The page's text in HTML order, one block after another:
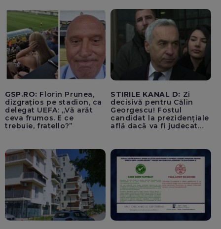
neagă informațiile că
avioanele ucrainene din
apropierea dronei ar fi
fost încărcate cu muniție
GSP.RO: Florin Prunea,
dizgrațios pe stadion, ca
delegat UEFA: „Vă arăt
ceva frumos. E ce
trebuie, fratello?”
STIRILE KANAL D: Zi
decisivă pentru Călin
Georgescu! Fostul
candidat la prezidențiale
află dacă va fi judecat